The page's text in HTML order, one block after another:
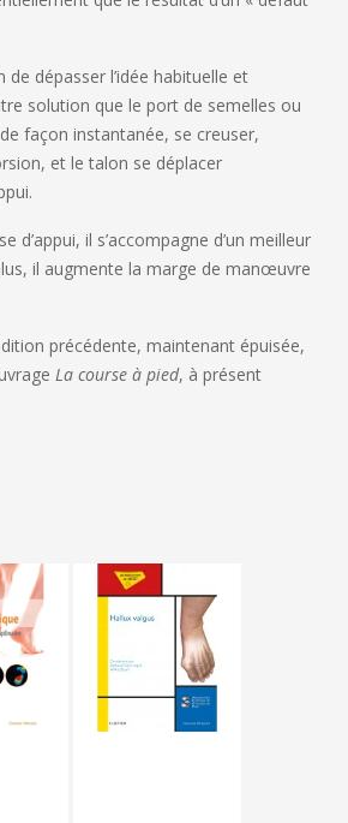
dépasser l’idée habituelle et
solution que le port de semelles ou
façon instantanée, se creuser,
et le talon se déplacer
il s’accompagne d’un meilleur
il augmente la marge de manœuvre
précédente, maintenant épuisée,
La course à pied, à présent